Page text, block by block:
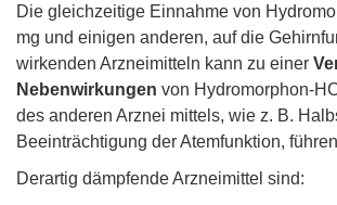
Die gleichzeitige Einnahme von
mg und einigen anderen, auf die
wirkenden Arzneimitteln kann zu einer
Nebenwirkungen von Hydromorphon-
des anderen Arznei mittels, wie z. B.
Beeinträchtigung der Atemfunktion,
Derartig dämpfende Arzneimittel sind: